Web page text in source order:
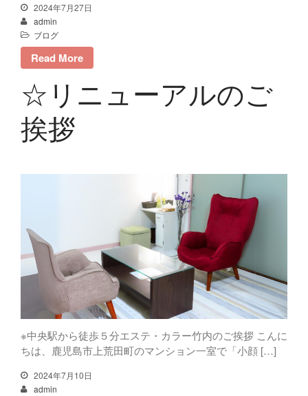
2024年7月27日
admin
ブログ
Read More
☆リニューアルのご
挨拶
※中央駅から徒歩５分エステ・カラー竹内のご挨拶 こんに
ちは、鹿児島市上荒田町のマンション一室で「小顔 […]
2024年7月10日
admin